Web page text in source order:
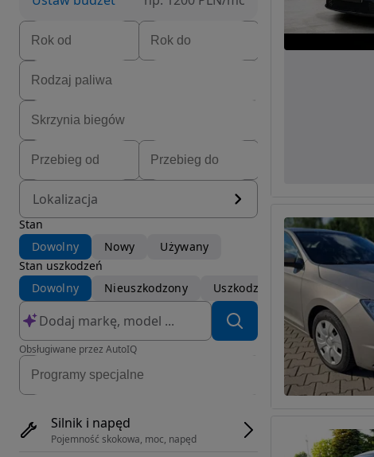
Lokalizacja
Stan
Dowolny
Nowy
Używany
Stan uszkodzeń
Dowolny
Nieuszkodzony Uszkodzony
Obsługiwane przez AutoIQ
Silnik i napęd
Pojemność skokowa, moc, napęd